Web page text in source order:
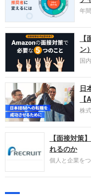
年
お
ラ
社
い。
ン
国
圧
過
失
ィ
で
日
株
パ
ネ
い。
【面接対策
れるのか
個人と企業を
やこれまでの